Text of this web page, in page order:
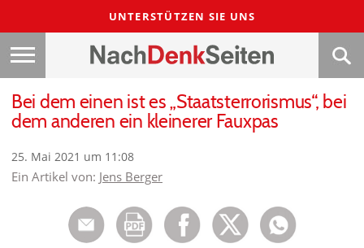
UNTERSTÜTZEN SIE UNS
Bei dem einen ist es „Staatsterrorismus“, bei
dem anderen ein kleinerer Fauxpas
25. Mai 2021 um 11:08
Ein Artikel von: Jens Berger